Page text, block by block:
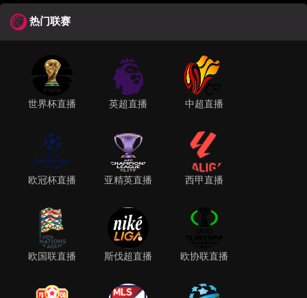
热门联赛
世界杯直播 英超直播 中超直播
欧冠杯直播 亚精英直播 西甲直播
欧国联直播 斯伐超直播 欧协联直播